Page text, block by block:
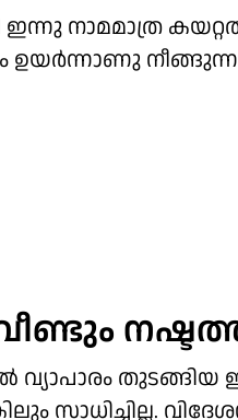
നാമമാത്ര
ഉയര്‍ന്നാണു
വ്യാപാരം
സാധിച്ചില്ല.